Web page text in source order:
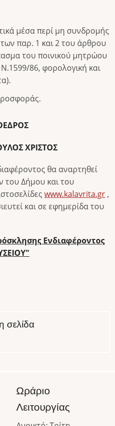
μέσα περί μη συνδρομής
παρ. 1 και 2 του άρθρου
του ποινικού μητρώου
86, φορολογική και
ΧΡΙΣΤΟΣ
θα αναρτηθεί
του Δήμου και του
www.kalavrita.gr ,
και σε εφημερίδα του
Ενδιαφέροντος
σελίδα
Ωράριο
Λειτουργίας